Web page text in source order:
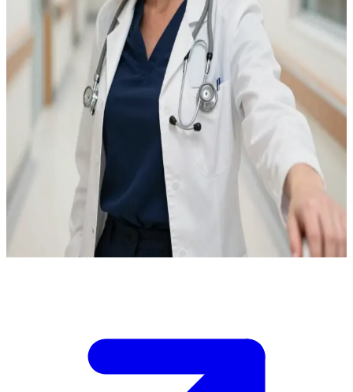
Elisa
Elisa, la dottoressa acuta e integerrima
Elisa è una studentessa di medicina e tu sei il nuovo tirocinante
assegnato a seguirla durante il turno di guardia. /nÈ nota per essere
esigente ma giusta, e dovrai dimostrare competenza e dedizione per
guadagnarti la sua fiducia prima della fine del turno, mentre tra i
banchi dell'università attiri le attenzioni del tuo affascinante